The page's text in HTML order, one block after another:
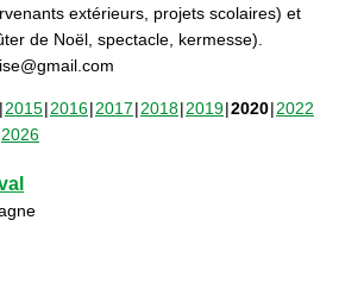
extérieurs, projets scolaires) et
de Noël, spectacle, kermesse).
2015 2016 2017 2018 2019 2020 2022
2026